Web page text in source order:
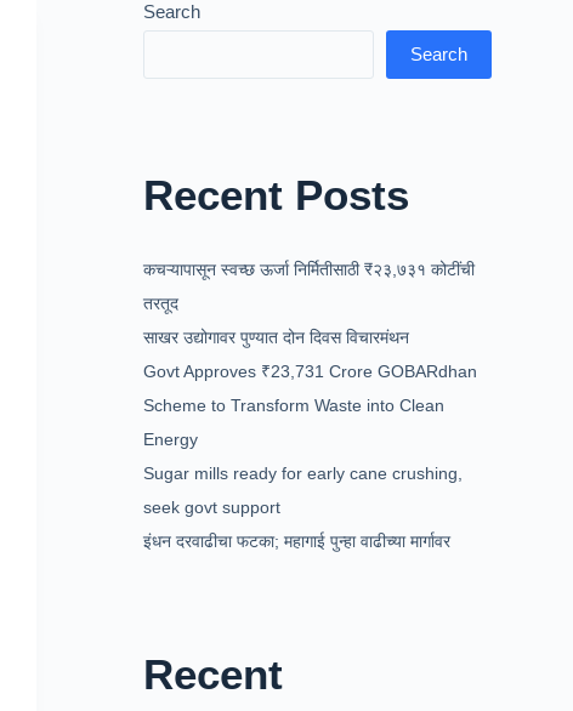
Search
Search
Recent Posts
कचऱ्यापासून स्वच्छ ऊर्जा निर्मितीसाठी ₹२३,७३१ कोटींची
तरतूद
साखर उद्योगावर पुण्यात दोन दिवस विचारमंथन
Govt Approves ₹23,731 Crore GOBARdhan
Scheme to Transform Waste into Clean
Energy
Sugar mills ready for early cane crushing,
seek govt support
इंधन दरवाढीचा फटका; महागाई पुन्हा वाढीच्या मार्गावर
Recent